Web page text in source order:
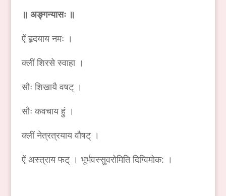
॥ अङ्गन्यासः ॥
ऐं हृदयाय नमः ।
क्लीं शिरसे स्वाहा ।
सौः शिखायै वषट् ।
सौः कवचाय हुं ।
क्लीं नेत्रत्रयाय वौषट् ।
ऐं अस्त्राय फट् । भूर्भवस्सुवरोमिति दिग्विमोक: ।